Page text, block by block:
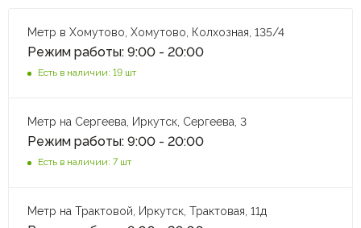
Метр в Хомутово, Хомутово, Колхозная, 135/4
Режим работы: 9:00 - 20:00
Есть в наличии: 19 шт
Метр на Сергеева, Иркутск, Сергеева, 3
Режим работы: 9:00 - 20:00
Есть в наличии: 7 шт
Метр на Трактовой, Иркутск, Трактовая, 11д